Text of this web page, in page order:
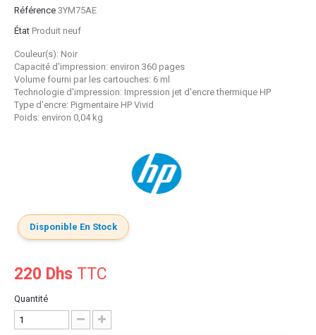
Référence 3YM75AE
État Produit neuf
Couleur(s): Noir
Capacité d'impression: environ 360 pages
Volume fourni par les cartouches: 6 ml
Technologie d'impression: Impression jet d'encre thermique HP
Type d'encre: Pigmentaire HP Vivid
Poids: environ 0,04 kg
Disponible En Stock
220 Dhs TTC
Quantité